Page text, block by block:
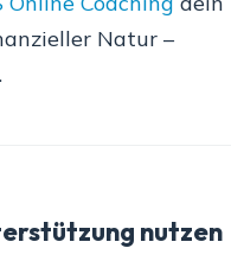
Natur –
nutzen